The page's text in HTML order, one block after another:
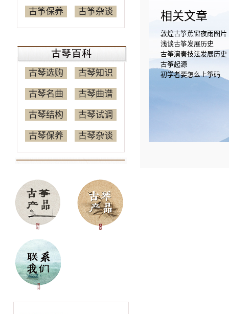
古筝保养 古筝杂谈
古琴选购 古琴知识
古琴名曲 古琴曲谱
古琴结构 古琴试调
古琴保养 古琴杂谈
相关文章
敦煌古筝蕉窗夜雨图片
浅谈古筝发展历史
古筝演奏技法发展历史
古筝起源
初学者要怎么上筝码